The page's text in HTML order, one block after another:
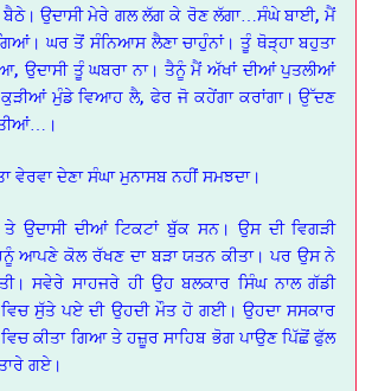
ਉਦਾਸੀ ਮੇਰੇ ਗਲ ਲੱਗ ਕੇ ਰੋਣ ਲੱਗਾ…ਸੰਘੇ ਬਾਈ, ਮੈਂ
ਘਰ ਤੋਂ ਸੰਨਿਆਸ ਲੈਣਾ ਚਾਹੁੰਨਾਂ। ਤੂੰ ਥੋੜ੍ਹਾ ਬਹੁਤਾ
ਉਦਾਸੀ ਤੂੰ ਘਬਰਾ ਨਾ। ਤੈਨੂੰ ਮੈਂ ਅੱਖਾਂ ਦੀਆਂ ਪੁਤਲੀਆਂ
ਮੁੰਡੇ ਵਿਆਹ ਲੈ, ਫੇਰ ਜੋ ਕਹੇਂਗਾ ਕਰਾਂਗਾ। ਉੱਦਣ
ਵੇਰਵਾ ਦੇਣਾ ਸੰਘਾ ਮੁਨਾਸਬ ਨਹੀਂ ਸਮਝਦਾ।
ਉਦਾਸੀ ਦੀਆਂ ਟਿਕਟਾਂ ਬੁੱਕ ਸਨ। ਉਸ ਦੀ ਵਿਗੜੀ
ਆਪਣੇ ਕੋਲ ਰੱਖਣ ਦਾ ਬੜਾ ਯਤਨ ਕੀਤਾ। ਪਰ ਉਸ ਨੇ
ਸਵੇਰੇ ਸਾਹਜਰੇ ਹੀ ਉਹ ਬਲਕਾਰ ਸਿੰਘ ਨਾਲ ਗੱਡੀ
ਸੁੱਤੇ ਪਏ ਦੀ ਉਹਦੀ ਮੌਤ ਹੋ ਗਈ। ਉਹਦਾ ਸਸਕਾਰ
ਕੀਤਾ ਗਿਆ ਤੇ ਹਜ਼ੂਰ ਸਾਹਿਬ ਭੋਗ ਪਾਉਣ ਪਿੱਛੋਂ ਫੁੱਲ
ਗਏ।